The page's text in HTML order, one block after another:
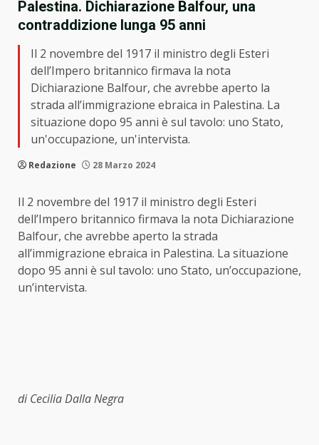
Palestina. Dichiarazione Balfour, una
contraddizione lunga 95 anni
Il 2 novembre del 1917 il ministro degli Esteri
dell’Impero britannico firmava la nota
Dichiarazione Balfour, che avrebbe aperto la
strada all’immigrazione ebraica in Palestina. La
situazione dopo 95 anni è sul tavolo: uno Stato,
un'occupazione, un'intervista.
Redazione 28 Marzo 2024
Il 2 novembre del 1917 il ministro degli Esteri
dell’Impero britannico firmava la nota Dichiarazione
Balfour, che avrebbe aperto la strada
all’immigrazione ebraica in Palestina. La situazione
dopo 95 anni è sul tavolo: uno Stato, un’occupazione,
un’intervista.
di Cecilia Dalla Negra